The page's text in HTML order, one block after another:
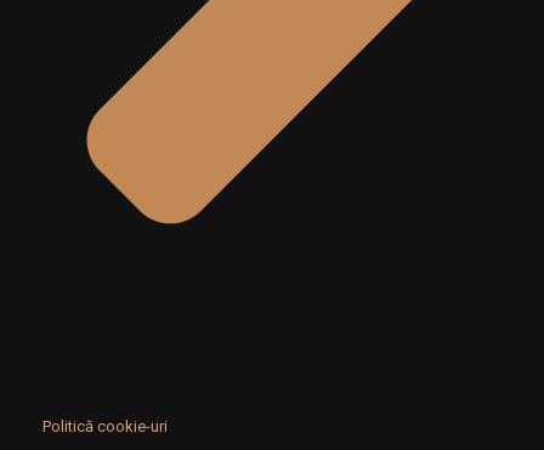
Politică cookie-uri